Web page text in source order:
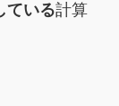
ている計算